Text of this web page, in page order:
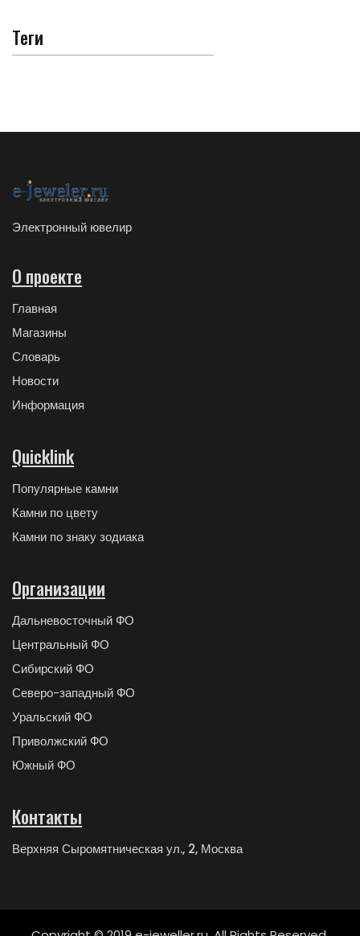
Теги
Электронный ювелир
О проекте
Главная
Магазины
Словарь
Новости
Информация
Quicklink
Популярные камни
Камни по цвету
Камни по знаку зодиака
Организации
Дальневосточный ФО
Центральный ФО
Сибирский ФО
Северо-западный ФО
Уральский ФО
Приволжский ФО
Южный ФО
Контакты
Верхняя Сыромятническая ул., 2, Москва